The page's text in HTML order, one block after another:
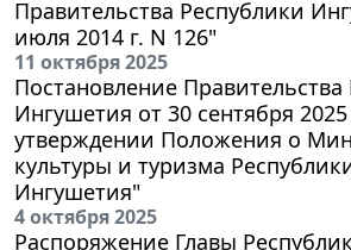
Правительства Республики
июля 2014 г. N 126"
11 октября 2025
Постановление Правительства
Ингушетия от 30 сентября
утверждении Положения о
культуры и туризма
Ингушетия"
4 октября 2025
Распоряжение Главы